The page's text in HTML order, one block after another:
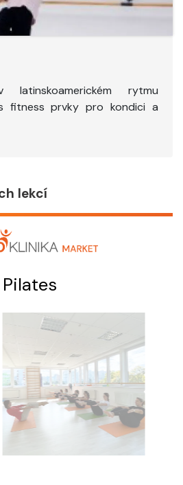
rytmu
fitness prvky pro kondici a
lekcí
Pilates